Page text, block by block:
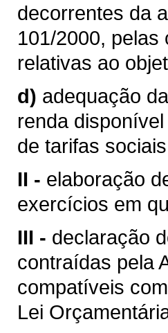
decorrentes da
101/2000, pelas
relativas ao
d) adequação
renda
de tarifas
II - elaboração
exercícios em
III - declaração
contraídas pela
compatíveis
Lei